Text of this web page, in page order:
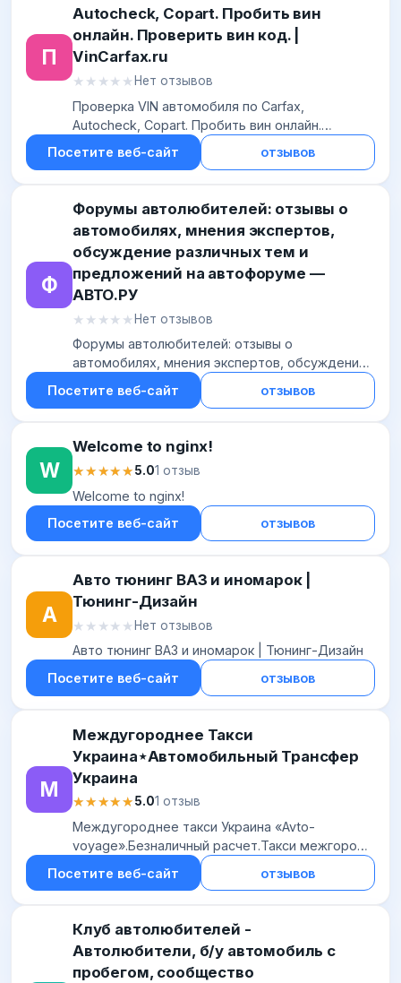
П
Autocheck, Copart. Пробить вин
онлайн. Проверить вин код. |
VinCarfax.ru
★★★★★
★★★★★ Нет отзывов
Проверка VIN автомобиля по Carfax,
Autocheck, Copart. Пробить вин онлайн.
Проверить вин код. | VinCarfax.ru
Посетите веб-сайт отзывов
Ф
Форумы автолюбителей: отзывы о
автомобилях, мнения экспертов,
обсуждение различных тем и
предложений на автофоруме —
АВТО.РУ
★★★★★
★★★★★ Нет отзывов
Форумы автолюбителей: отзывы о
автомобилях, мнения экспертов, обсуждение
различных тем и предложений на автофоруме
— АВТО.РУ
Посетите веб-сайт отзывов
W
Welcome to nginx!
★★★★★
★★★★★5.01 отзыв
Welcome to nginx!
Посетите веб-сайт
отзывов
А
Авто тюнинг ВАЗ и иномарок |
Тюнинг-Дизайн
★★★★★
★★★★★ Нет отзывов
Авто тюнинг ВАЗ и иномарок | Тюнинг-Дизайн
Посетите веб-сайт
отзывов
М
Междугороднее Такси
Украина⋆Автомобильный Трансфер
Украина
★★★★★
★★★★★5.01 отзыв
Междугороднее такси Украина «Avto-
voyage».Безналичный расчет.Такси межгород
Аэропорт.Трансфер
Киев,Днепр,Харьков,Одесса,Запорожье,Борисполь
Посетите веб-сайт отзывов
Клуб автолюбителей -
Автолюбители, б/у автомобиль с
пробегом, сообщество